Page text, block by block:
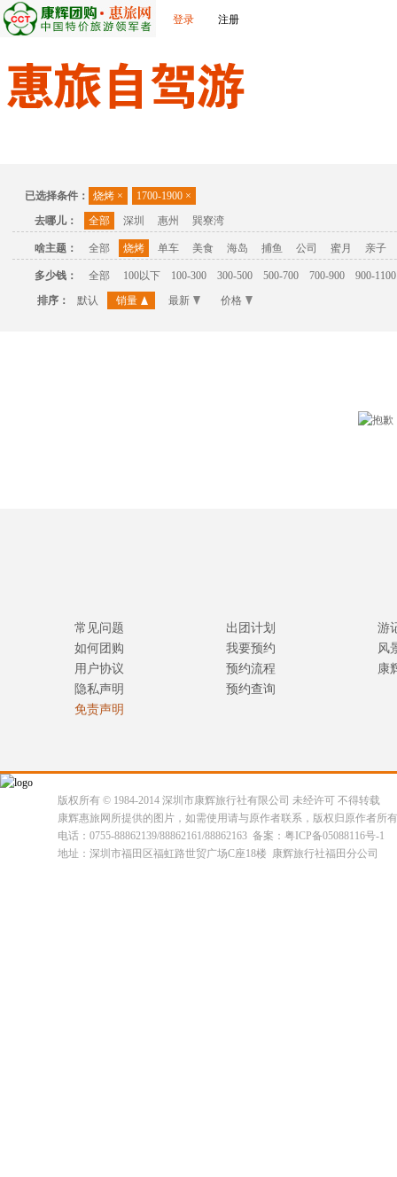
登录 注册
已选择条件： 烧烤 × 1700-1900 ×
去哪儿：
全部 深圳 惠州 巽寮湾
啥主题： 全部 烧烤 单车 美食 海岛 捕鱼 公司 蜜月 亲子
多少钱： 全部 100以下 100-300 300-500 500-700 700-900
900-1100
排序：
默认 销量 最新 价格
常见问题
如何团购
用户协议
隐私声明
免责声明
出团计划
我要预约
预约流程
预约查询
游
风
康
版权所有 © 1984-2014 深圳市康辉旅行社有限公司 未经许可 不得转载
康辉惠旅网所提供的图片，如需使用请与原作者联系，版权归原作者所
电话：0755-88862139/88862161/88862163 备案：粤ICP备05088116号-1
地址：深圳市福田区福虹路世贸广场C座18楼 康辉旅行社福田分公司